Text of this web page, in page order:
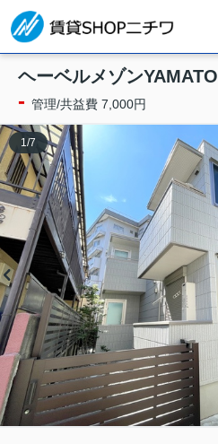
ヘーベルメゾンYAMATO
- 管理/共益費 7,000円
1 /7